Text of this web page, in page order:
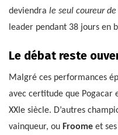
deviendra le seul coureur de
leader pendant 38 jours en
Le débat reste
Malgré ces performances
avec certitude que Pogacar
XXIe siècle. D’autres
vainqueur, ou Froome et